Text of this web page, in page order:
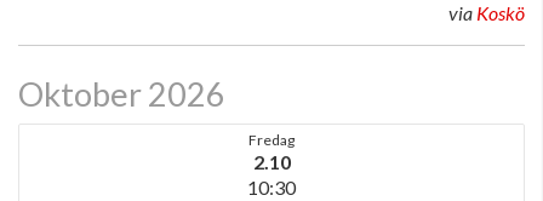
via Koskö
Oktober 2026
Fredag
2.10
10:30